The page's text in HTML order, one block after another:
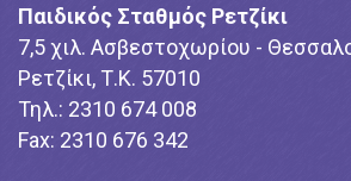
Παιδικός Σταθμός Ρετζίκι
7,5 χιλ. Ασβεστοχωρίου -
Ρετζίκι, Τ.Κ. 57010
Τηλ.: 2310 674 008
Fax: 2310 676 342